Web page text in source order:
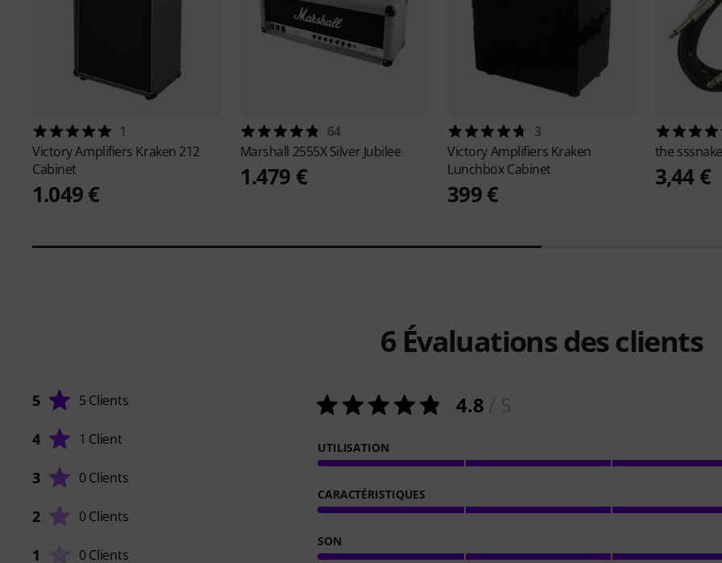
1
Victory Amplifiers Kraken 212
Cabinet
1.049 €
64
Marshall 2555X Silver Jubilee
1.479 €
3
Victory Amplifiers Kraken
Lunchbox Cabinet
399 €
the sssnake
3,44 €
6Évaluations des clients
5 5 Clients
4 1 Client
3 0 Clients
2 0 Clients
1 0 Clients
4.8
UTILISATION
CARACTÉRISTIQUES
SON